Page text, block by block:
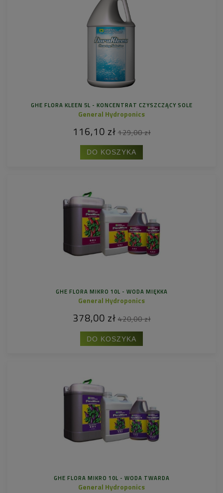
GHE FLORA KLEEN 5L - KONCENTRAT CZYSZCZĄCY SOLE
General Hydroponics
116,10 zł 129,00 zł
DO KOSZYKA
GHE FLORA MIKRO 10L - WODA MIĘKKA
General Hydroponics
378,00 zł 420,00 zł
DO KOSZYKA
GHE FLORA MIKRO 10L - WODA TWARDA
General Hydroponics